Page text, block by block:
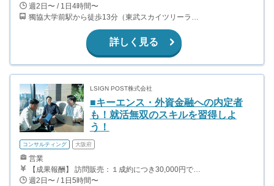
週2日〜 / 1日4時間〜
獨協大学前駅から徒歩13分（東武スカイツリーライン、東武伊勢崎線、東武日光線、鬼怒川線）
詳しく見る
LSIGN POST株式会社
■キーエンス・外資金融への内定者
も！就活無双のスキルを習得しよ
う！
コンサルティング 大阪府
営業
【成果報酬】 訪問販売：１成約につき30,000円です。 例えば、光インターネットの成約であれば、平均的に2.5日で1件の契約が見込めます。（12,000円/1日6時間稼働） ＜月収例＞月に100万以上稼ぐ方もいます！ ・月5件成約：150,000円 ・月15件成約：450,000円 ・月30成約：900,000円➕マネジメントインセンティブ300,000円 合計1,200,000円 時給換算で2,000円程度が、平均的なインターン生の報酬となっています。
週2日〜 / 1日5時間〜